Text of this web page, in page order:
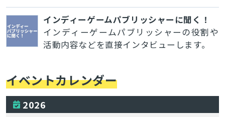
インディーゲームパブリッシャーに聞く！
インディーゲームパブリッシャーの役割や
活動内容などを直接インタビューします。
イベントカレンダー
2026